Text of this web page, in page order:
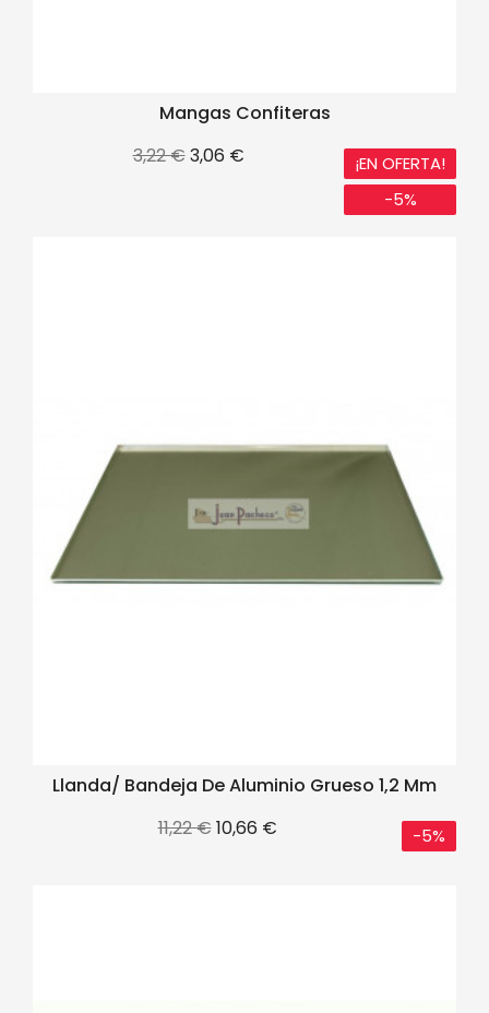
Mangas Confiteras
Precio
3,22 €Precio
3,06 €
¡EN OFERTA!
-5%
Llanda/ Bandeja De Aluminio Grueso 1,2 Mm
Precio
11,22 €Precio
10,66 € -5%